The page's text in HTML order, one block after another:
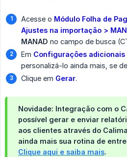
Acesse o Módulo Folha de
Ajustes na importação >
MANAD no campo de busca
Em Configurações
personalizá-lo ainda mais, se
Clique em Gerar.
Novidade: Integração com o
possível gerar e enviar
aos clientes através do
ainda mais sua rotina de
Clique aqui e saiba mais.